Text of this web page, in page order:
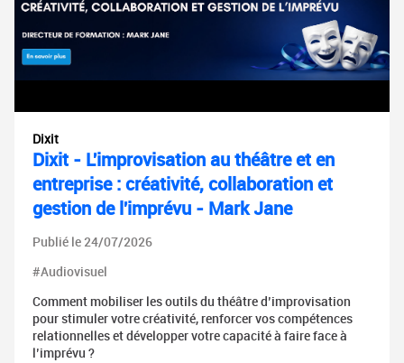
Dixit
Dixit - L'improvisation au théâtre et en
entreprise : créativité, collaboration et
gestion de l'imprévu - Mark Jane
Publié le 24/07/2026
#Audiovisuel
Comment mobiliser les outils du théâtre d’improvisation
pour stimuler votre créativité, renforcer vos compétences
relationnelles et développer votre capacité à faire face à
l’imprévu ?